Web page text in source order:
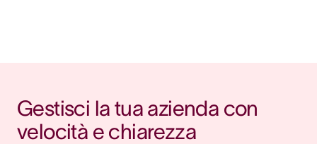
Gestisci la tua azienda con
velocità e chiarezza